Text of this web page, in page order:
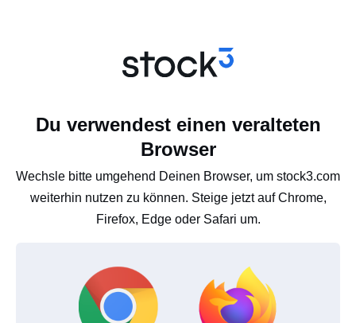
Du verwendest einen veralteten
Browser
Wechsle bitte umgehend Deinen Browser, um stock3.com
weiterhin nutzen zu können. Steige jetzt auf Chrome,
Firefox, Edge oder Safari um.